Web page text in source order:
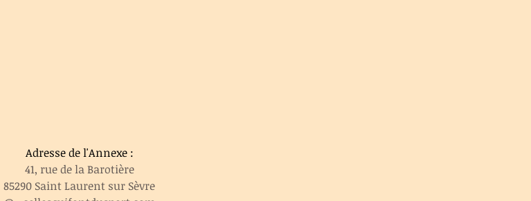
Adresse de l'Annexe :
41, rue de la Barotière
85290 Saint Laurent sur Sèvre